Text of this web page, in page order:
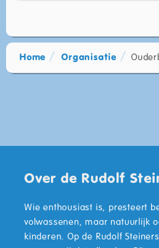
Home Organisatie
Over de Rudolf
Wie enthousiast is, presteert
volwassenen, maar natuurlijk
kinderen. Op de Rudolf